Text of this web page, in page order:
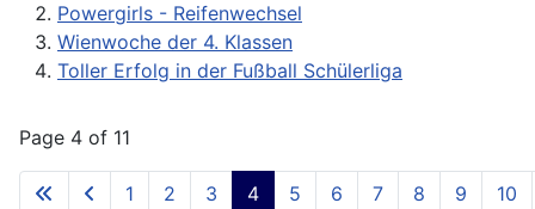
Powergirls - Reifenwechsel
Wienwoche der 4. Klassen
Toller Erfolg in der Fußball Schülerliga
Page 4 of 11
1 2 3 4 5 6 7 8 9 10